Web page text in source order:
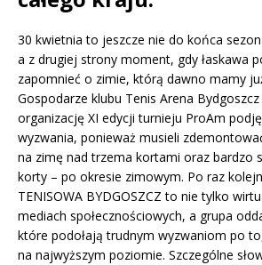
30 kwietnia to jeszcze nie do końca
a z drugiej strony moment, gdy łaskawa
zapomnieć o zimie, którą dawno mamy
Gospodarze klubu Tenis Arena
organizację XI edycji turnieju ProAm
wyzwania, ponieważ musieli
na zimę nad trzema kortami oraz bardzo
korty – po okresie zimowym. Po raz
TENISOWA BYDGOSZCZ to nie tylko
mediach społecznościowych, a grupa
które podołają trudnym wyzwaniom po
na najwyższym poziomie. Szczególne